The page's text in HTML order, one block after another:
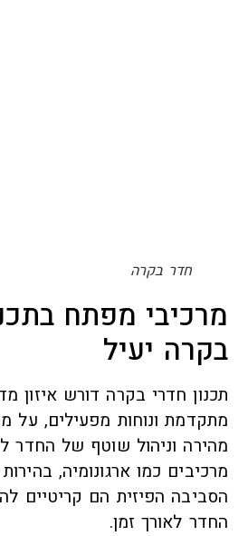
חדר בקרה
מרכיבי מפתח
בקרה יעיל
תכנון חדרי בקרה דורש איזון
מתקדמת ונוחות מפעילים, על
מהירה וניהול שוטף של החדר
מרכיבים כמו ארגונומיה, בהירות
הסביבה הפיזית הם קריטיים
החדר לאורך זמן.